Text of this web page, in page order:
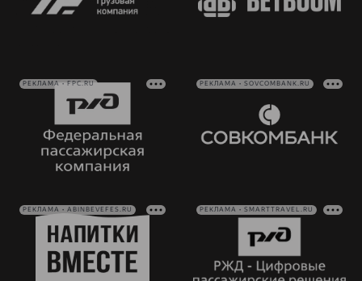
РЕКЛАМА • FPC.RU РЕКЛАМА • SOVCOMBANK.RU
РЕКЛАМА • ABINBEVEFES.RU РЕКЛАМА • SMARTTRAVEL.RU